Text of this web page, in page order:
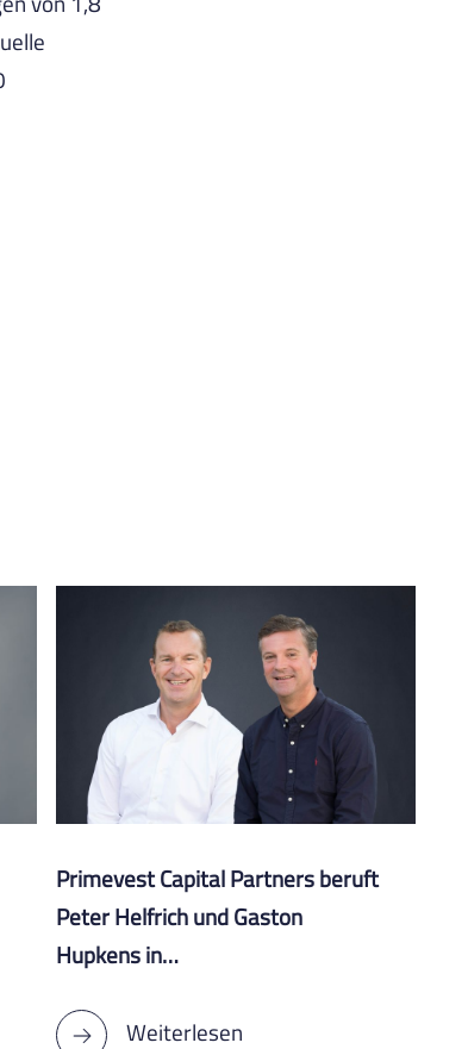
Primevest Capital Partners beruft
Peter Helfrich und Gaston
Hupkens in…
Weiterlesen